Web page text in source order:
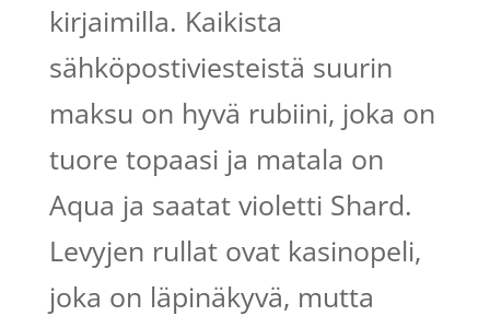
kirjaimilla. Kaikista
sähköpostiviesteistä suurin
maksu on hyvä rubiini, joka on
tuore topaasi ja matala on
Aqua ja saatat violetti Shard.
Levyjen rullat ovat kasinopeli,
joka on läpinäkyvä, mutta